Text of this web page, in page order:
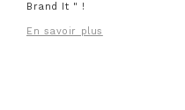
Brand It " !
En savoir plus